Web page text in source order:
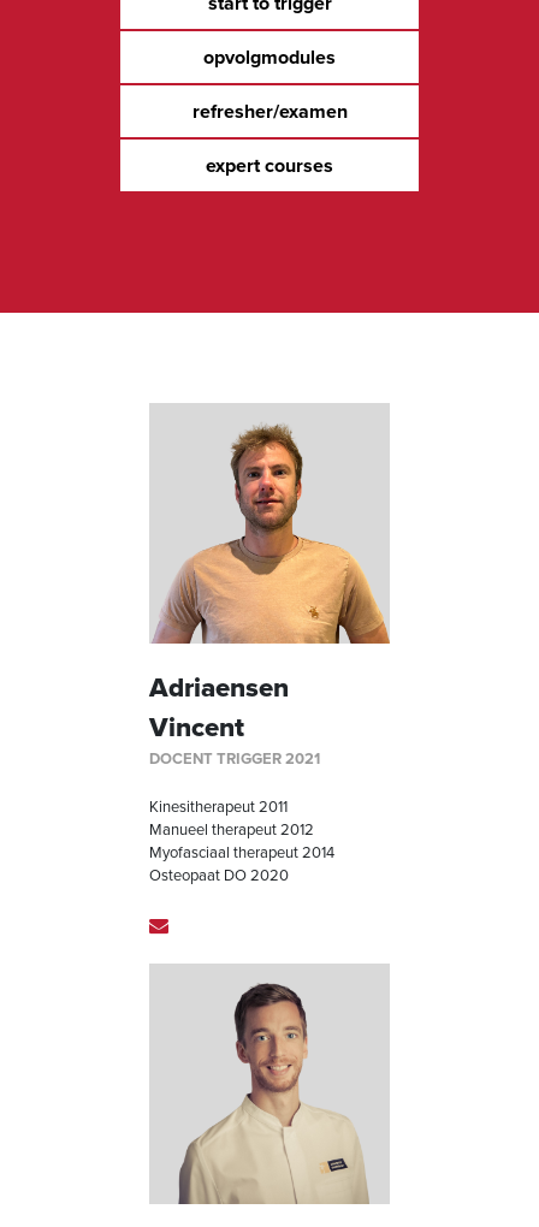
opvolgmodules
refresher/examen
expert courses
Adriaensen
Vincent
DOCENT TRIGGER 2021
Kinesitherapeut 2011
Manueel therapeut 2012
Myofasciaal therapeut 2014
Osteopaat DO 2020